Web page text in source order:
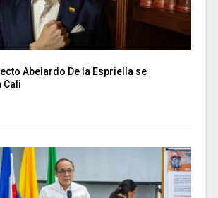
Abelardo De la Espriella se
Cali